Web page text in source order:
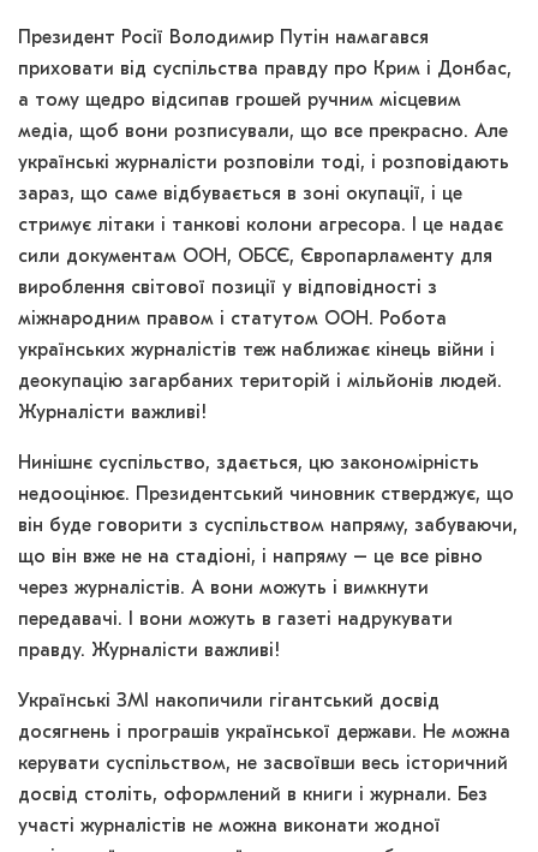
Президент Росії Володимир Путін намагався
приховати від суспільства правду про Крим і Донбас,
а тому щедро відсипав грошей ручним місцевим
медіа, щоб вони розписували, що все прекрасно. Але
українські журналісти розповіли тоді, і розповідають
зараз, що саме відбувається в зоні окупації, і це
стримує літаки і танкові колони агресора. І це надає
сили документам ООН, ОБСЄ, Європарламенту для
вироблення світової позиції у відповідності з
міжнародним правом і статутом ООН. Робота
українських журналістів теж наближає кінець війни і
деокупацію загарбаних територій і мільйонів людей.
Журналісти важливі!
Нинішнє суспільство, здається, цю закономірність
недооцінює. Президентський чиновник стверджує, що
він буде говорити з суспільством напряму, забуваючи,
що він вже не на стадіоні, і напряму – це все рівно
через журналістів. А вони можуть і вимкнути
передавачі. І вони можуть в газеті надрукувати
правду. Журналісти важливі!
Українські ЗМІ накопичили гігантський досвід
досягнень і програшів української держави. Не можна
керувати суспільством, не засвоївши весь історичний
досвід століть, оформлений в книги і журнали. Без
участі журналістів не можна виконати жодної